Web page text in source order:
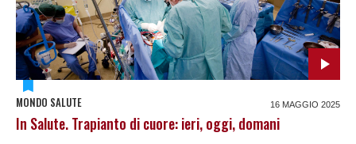
MONDO SALUTE 16 MAGGIO 2025
In Salute. Trapianto di cuore: ieri, oggi, domani